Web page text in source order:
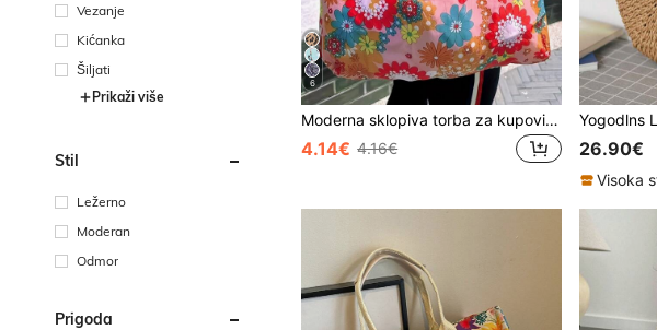
Vezanje
Kićanka
Šiljati
Prikaži više
Stil
Ležerno
Moderan
Odmor
Prigoda
6
Moderna sklopiva torba za kupovinu s cvjetnim printom, torba preko ramena, smiješna, slatka, otmjena, otkačena velika torba, torba s kantom za žene, dame, za ljubavnike na putovanjima, za maturalnu večer, za putovanja i praznike, velika torba za plažu, ljetni pribor, savršena za odmor i praznike, školska torba, prijenosna, velikog kapaciteta, za tinejdžerke, studentice, savršena za ured, fakultet, osnovnu školu, srednju školu, posao, putovanje na posao, osnovni pribor za odmor, slatka, torba za plažu, kawaii, odmor
4.14€ 4.16€ 26.90€
Visoka